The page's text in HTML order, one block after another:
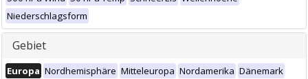
Niederschlagsform
Gebiet
Europa Nordhemisphäre Mitteleuropa Nordamerika Dänemark